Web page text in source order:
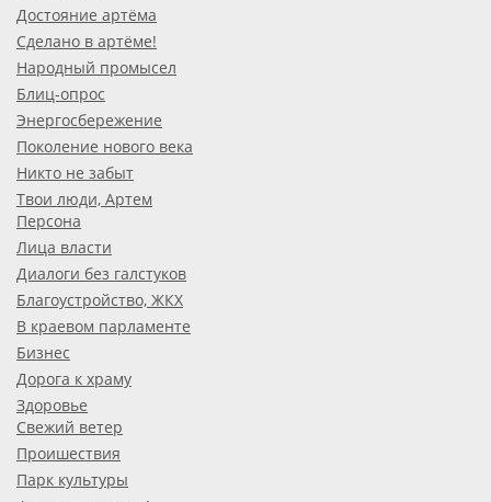
Достояние артёма
Сделано в артёме!
Народный промысел
Блиц-опрос
Энергосбережение
Поколение нового века
Никто не забыт
Твои люди, Артем
Персона
Лица власти
Диалоги без галстуков
Благоустройство, ЖКХ
В краевом парламенте
Бизнес
Дорога к храму
Здоровье
Свежий ветер
Проишествия
Парк культуры